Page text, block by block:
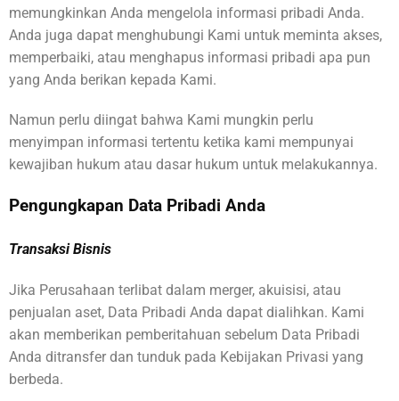
memungkinkan Anda mengelola informasi pribadi Anda.
Anda juga dapat menghubungi Kami untuk meminta akses,
memperbaiki, atau menghapus informasi pribadi apa pun
yang Anda berikan kepada Kami.
Namun perlu diingat bahwa Kami mungkin perlu
menyimpan informasi tertentu ketika kami mempunyai
kewajiban hukum atau dasar hukum untuk melakukannya.
Pengungkapan Data Pribadi Anda
Transaksi Bisnis
Jika Perusahaan terlibat dalam merger, akuisisi, atau
penjualan aset, Data Pribadi Anda dapat dialihkan. Kami
akan memberikan pemberitahuan sebelum Data Pribadi
Anda ditransfer dan tunduk pada Kebijakan Privasi yang
berbeda.